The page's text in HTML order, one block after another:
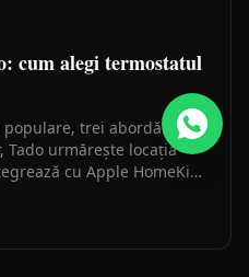
cum alegi termostatul
trei abordări
urmărește locația
cu Apple HomeKit.